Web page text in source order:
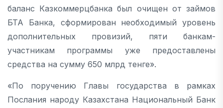
баланс Казкоммерцбанка был очищен от займов
БТА Банка, сформирован необходимый уровень
дополнительных провизий, пяти банкам-
участникам программы уже предоставлены
средства на сумму 650 млрд тенге».
«По поручению Главы государства в рамках
Послания народу Казахстана Национальный Банк